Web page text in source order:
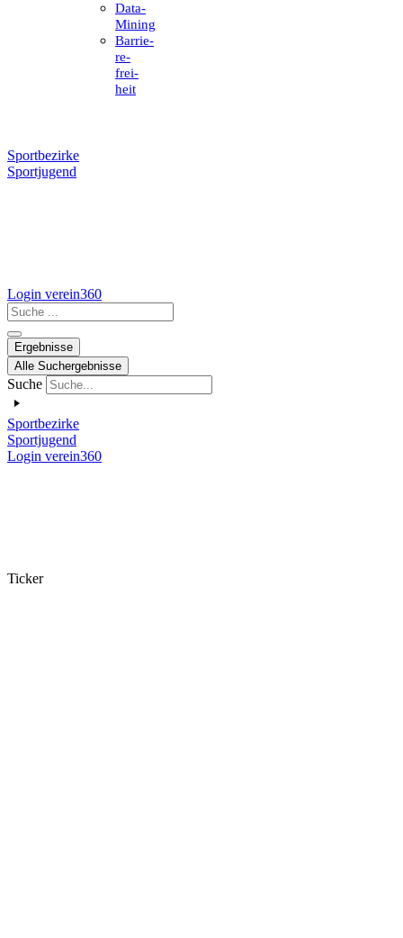
Data-
Mining
Barrie­
re­
frei­
heit
Sportbezirke
Sportjugend
Login verein360
Search
...
Ergebnisse
Alle Suchergebnisse
Suche
Sportbezirke
Sportjugend
Login verein360
Ticker